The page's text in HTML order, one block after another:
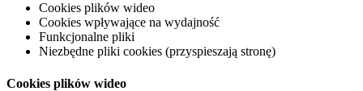
Cookies plików wideo
Cookies wpływające na wydajność
Funkcjonalne pliki
Niezbędne pliki cookies (przyspieszają stronę)
Cookies plików wideo